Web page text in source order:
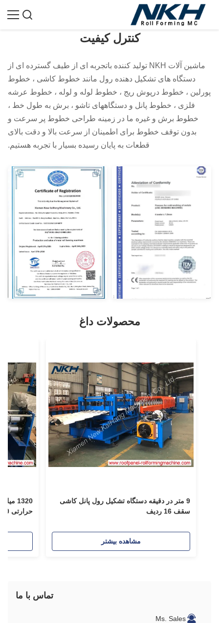
کنترل کیفیت
ماشین آلات NKH تولید کننده باتجربه ای از طیف گسترده ای از
دستگاه های تشکیل دهنده رول مانند خطوط کاشی ، خطوط
پورلین ، خطوط درپوش ریج ، خطوط لوله و لوله ، خطوط عرشه
فلزی ، خطوط پانل و دستگاههای تاشو ، برش به طول خط ،
خطوط برش و غیره ما در زمینه طراحی خطوط پر سرعت و
بدون توقف خطوط برای اطمینان از سرعت بالا و دقت بالای
قطعات به پایان رسیده بسیار با تجربه هستیم.
محصولات داغ
9 متر در دقیقه دستگاه تشکیل رول پانل کاشی
سقف 16 ردیف
مشاهده بیشتر
1320
حرارتی G550 رول پانل رول سابق
تماس با ما
Ms. Sales